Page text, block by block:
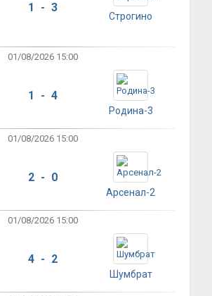
1 - 3
Строгино
01/08/2026 15:00
1 - 4
Родина-3
01/08/2026 15:00
2 - 0
Арсенал-2
01/08/2026 15:00
4 - 2
Шумбрат